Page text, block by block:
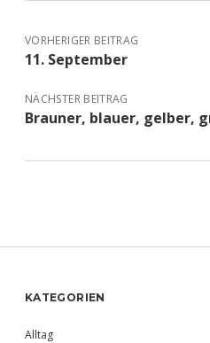
VORHERIGER BEITRAG
11. September
NÄCHSTER BEITRAG
Brauner, blauer, gelber,
Sidebar
KATEGORIEN
Alltag